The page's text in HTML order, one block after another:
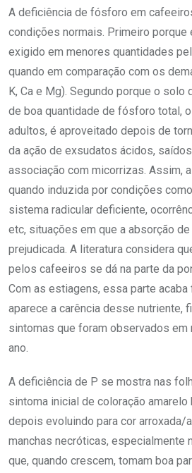
A deficiência de fósforo em
condições normais. Primeiro porque
exigido em menores quantidades
quando em comparação com os
K, Ca e Mg). Segundo porque o solo
de boa quantidade de fósforo total,
adultos, é aproveitado depois de
da ação de exsudatos ácidos,
associação com micorrizas. Assim,
quando induzida por condições
sistema radicular deficiente,
etc, situações em que a absorção
prejudicada. A literatura considera
pelos cafeeiros se dá na parte da
Com as estiagens, essa parte acaba
aparece a carência desse nutriente,
sintomas que foram observados em
ano.
A deficiência de P se mostra nas
sintoma inicial de coloração
depois evoluindo para cor arroxada/
manchas necróticas, especialmente
que, quando crescem, tomam boa